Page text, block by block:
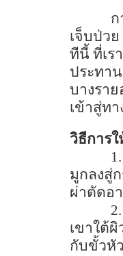
ก
เจ็บป่ว
ทีนี้ ที่เร
ประทา
บางรา
เข้าสู่ท
วิธีการ
1.
มูกลงสู่
ผ่าตัดอ
2.
เขาใต้
กับขั้วหั